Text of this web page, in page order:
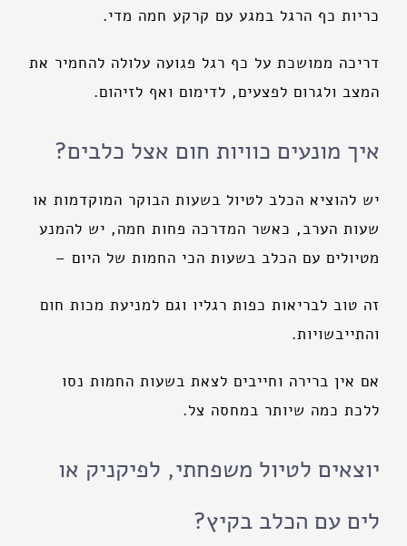
כריות כף הרגל במגע עם קרקע חמה מדי.
דריכה ממושכת על כף רגל פגועה עלולה להחמיר את
המצב ולגרום לפצעים, לדימום ואף לזיהום.
איך מונעים כוויות חום אצל כלבים?
יש להוציא הכלב לטיול בשעות הבוקר המוקדמות או
שעות הערב, כאשר המדרכה פחות חמה, יש להמנע
מטיולים עם הכלב בשעות הכי החמות של היום –
זה טוב לבריאות כפות רגליו וגם למניעת מכות חום
והתייבשויות.
אם אין ברירה וחייבים לצאת בשעות החמות נסו
ללכת כמה שיותר במחסה צל.
יוצאים לטיול משפחתי, לפיקניק או
לים עם הכלב בקיץ?